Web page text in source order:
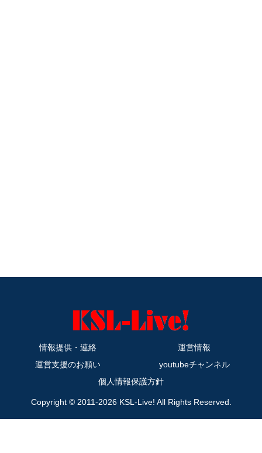
情報提供・連絡
運営情報
運営支援のお願い
youtubeチャンネル
個人情報保護方針
Copyright © 2011-2026 KSL-Live! All Rights Reserved.